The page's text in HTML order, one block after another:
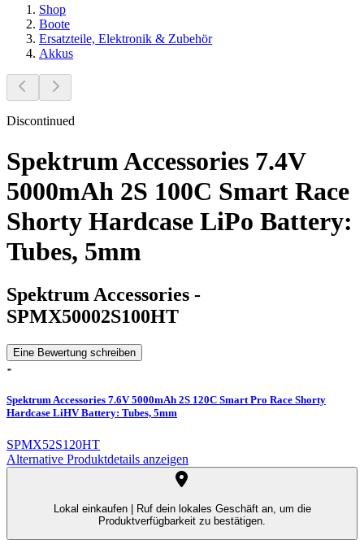
Shop
Boote
Ersatzteile, Elektronik & Zubehör
Akkus
Discontinued
Spektrum Accessories 7.4V
5000mAh 2S 100C Smart Race
Shorty Hardcase LiPo Battery:
Tubes, 5mm
Spektrum Accessories -
SPMX50002S100HT
Eine Bewertung schreiben
Spektrum Accessories 7.6V 5000mAh 2S 120C Smart Pro Race Shorty
Hardcase LiHV Battery: Tubes, 5mm
SPMX52S120HT
Alternative Produktdetails anzeigen
Lokal einkaufen |Ruf dein lokales Geschäft an, um die
Produktverfügbarkeit zu bestätigen.